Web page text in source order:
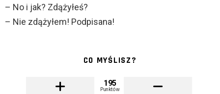
– No i jak? Zdążyłeś?
– Nie zdążyłem! Podpisana!
CO MYŚLISZ?
195
Punktów